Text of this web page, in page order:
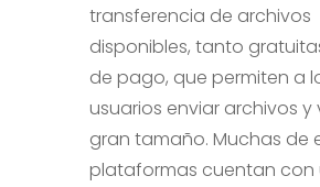
transferencia de archivos
disponibles, tanto
de pago, que permiten a
usuarios enviar archivos y
gran tamaño. Muchas de
plataformas cuentan con